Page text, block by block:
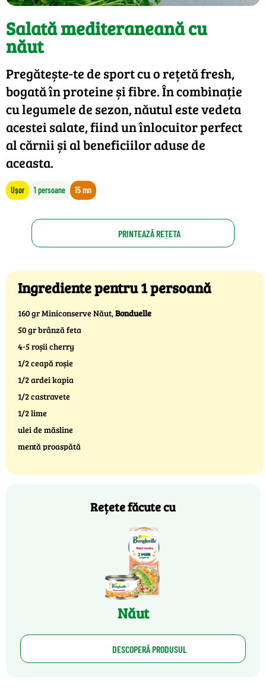
Salată mediteraneană cu
năut
Pregătește-te de sport cu o rețetă fresh,
bogată în proteine și fibre. În combinație
cu legumele de sezon, năutul este vedeta
acestei salate, fiind un înlocuitor perfect
al cărnii și al beneficiilor aduse de
aceasta.
Ușor 1 persoane 15 mn
PRINTEAZĂ REȚETA
Ingrediente pentru 1 persoană
160 gr Miniconserve Năut,Bonduelle
50 gr brânză feta
4-5 roșii cherry
1/2 ceapă roșie
1/2 ardei kapia
1/2 castravete
1/2 lime
ulei de măsline
mentă proaspătă
Rețete făcute cu
Năut
DESCOPERĂ PRODUSUL